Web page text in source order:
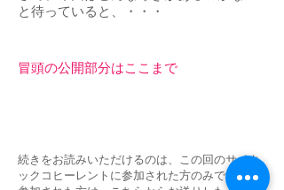
と待っていると、・・・
冒頭の公開部分はここまで
続きをお読みいただけるのは、この回のサイキ
ックコヒーレントに参加された方のみです。